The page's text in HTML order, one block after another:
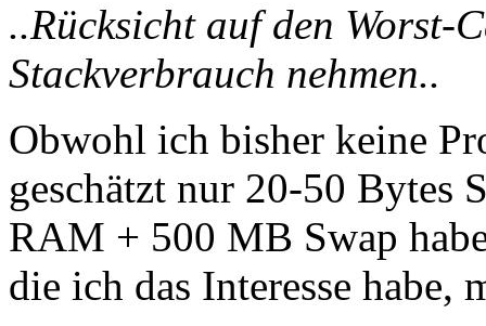
..Rücksicht auf den Worst-
Stackverbrauch nehmen..
Obwohl ich bisher keine
geschätzt nur 20-50 Bytes
RAM + 500 MB Swap
die ich das Interesse habe,